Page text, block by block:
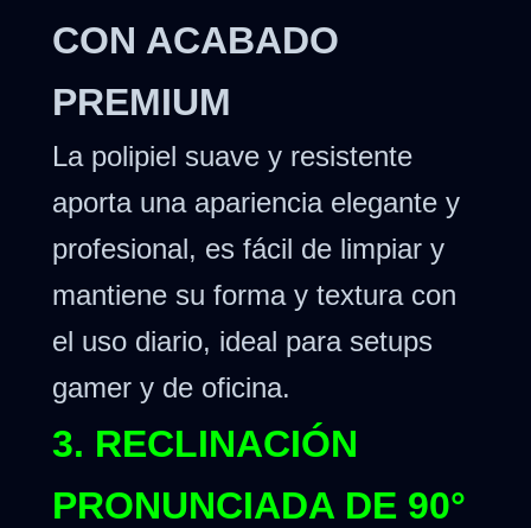
CON ACABADO
PREMIUM
La polipiel suave y resistente
aporta una apariencia elegante y
profesional, es fácil de limpiar y
mantiene su forma y textura con
el uso diario, ideal para setups
gamer y de oficina.
3. RECLINACIÓN
PRONUNCIADA DE 90°